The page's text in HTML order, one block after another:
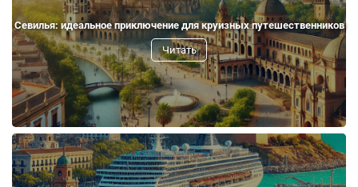
Севилья: идеальное приключение для круизных путешественников
Читать